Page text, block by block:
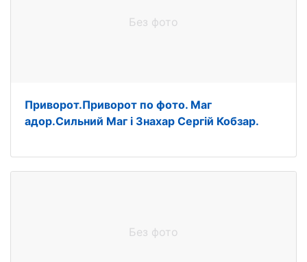
Без фото
Приворот.Приворот по фото. Маг
адор.Сильний Маг і Знахар Сергій Кобзар.
Без фото